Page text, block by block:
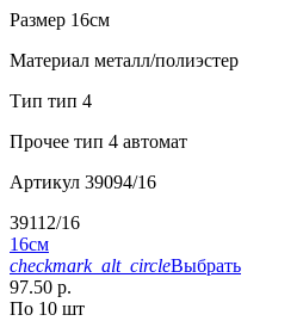
Размер 16см
Материал металл/полиэстер
Тип тип 4
Прочее тип 4 автомат
Артикул 39094/16
39112/16
16см
checkmark_alt_circleВыбрать
97.50 р.
По 10 шт